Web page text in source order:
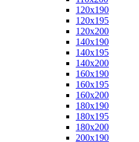
120x190
120x195
120x200
140x190
140x195
140x200
160x190
160x195
160x200
180x190
180x195
180x200
200x190